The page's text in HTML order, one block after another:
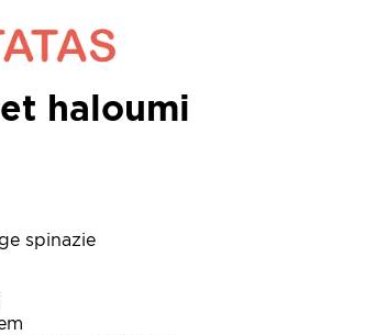
haloumi
haloumi
spinazie